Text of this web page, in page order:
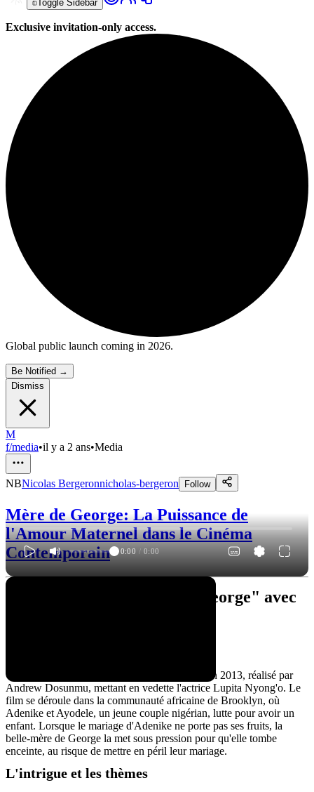
Toggle Sidebar
Exclusive invitation-only access.
Global public launch coming in 2026.
Be Notified →
Dismiss
M
f/media•il y a 2 ans•Media
NBNicolas Bergeronnicholas-bergeron Follow
Mère de George: La Puissance de
l'Amour Maternel dans le Cinéma
Contemporain
0:00 / 0:00
Un regard sur "Mother of George" avec
"Mère de George" est un drame familial sorti en 2013, réalisé par
Andrew Dosunmu, mettant en vedette l'actrice Lupita Nyong'o. Le
film se déroule dans la communauté africaine de Brooklyn, où
Adenike et Ayodele, un jeune couple nigérian, lutte pour avoir un
enfant. Lorsque le mariage d'Adenike ne porte pas ses fruits, la
belle-mère de George la met sous pression pour qu'elle tombe
enceinte, au risque de mettre en péril leur mariage.
L'intrigue et les thèmes